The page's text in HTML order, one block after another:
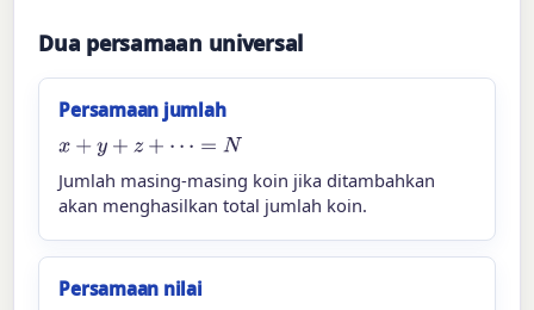
Dua persamaan universal
Persamaan jumlah
x+y+z+⋯ =N
Jumlah masing-masing koin jika ditambahkan
akan menghasilkan total jumlah koin.
Persamaan nilai